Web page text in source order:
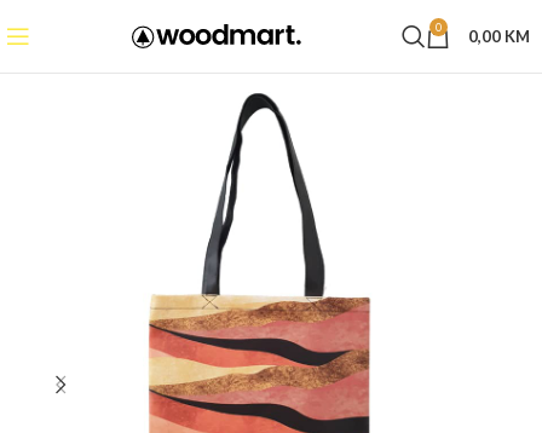
0 0,00 KM